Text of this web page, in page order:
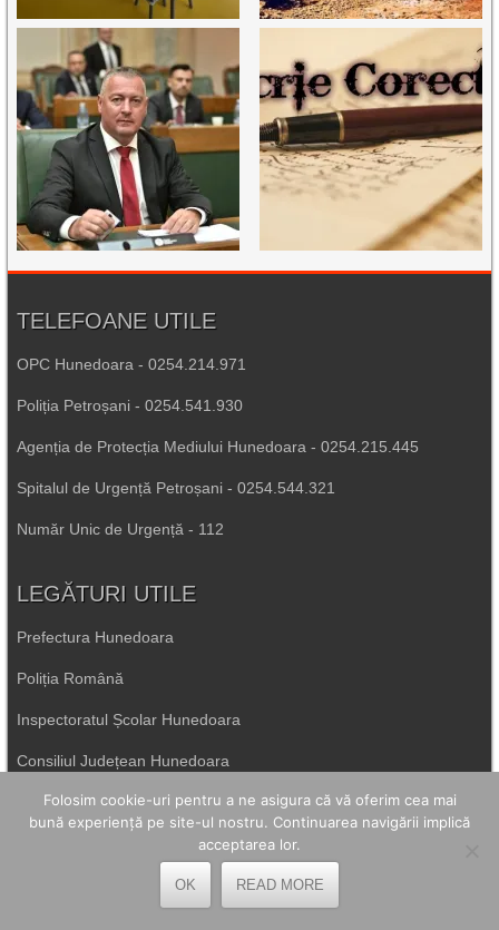
TELEFOANE UTILE
OPC Hunedoara - 0254.214.971
Poliția Petroșani - 0254.541.930
Agenția de Protecția Mediului Hunedoara - 0254.215.445
Spitalul de Urgență Petroșani - 0254.544.321
Număr Unic de Urgență - 112
LEGĂTURI UTILE
Prefectura Hunedoara
Poliția Română
Inspectoratul Școlar Hunedoara
Consiliul Județean Hunedoara
Primăria Petrila
Folosim cookie-uri pentru a ne asigura că vă oferim cea mai
bună experiență pe site-ul nostru. Continuarea navigării implică
acceptarea lor.
OK READ MORE